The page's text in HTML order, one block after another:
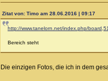
Zitat von: Timo am 28.06.2016 | 09:17
http://www.tanelorn.net/index.php/
Bereich steht
Die einzigen Fotos, die ich in dem